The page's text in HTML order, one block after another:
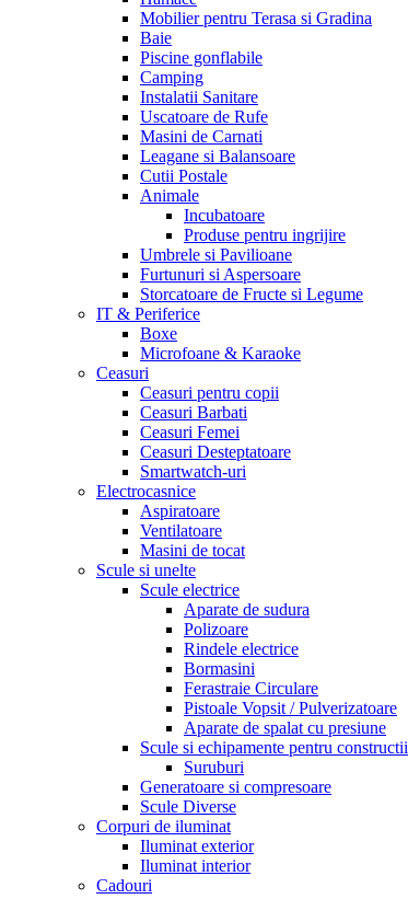
Mobilier pentru Terasa si Gradina
Baie
Piscine gonflabile
Camping
Instalatii Sanitare
Uscatoare de Rufe
Masini de Carnati
Leagane si Balansoare
Cutii Postale
Animale
Incubatoare
Produse pentru ingrijire
Umbrele si Pavilioane
Furtunuri si Aspersoare
Storcatoare de Fructe si Legume
IT & Periferice
Boxe
Microfoane & Karaoke
Ceasuri
Ceasuri pentru copii
Ceasuri Barbati
Ceasuri Femei
Ceasuri Desteptatoare
Smartwatch-uri
Electrocasnice
Aspiratoare
Ventilatoare
Masini de tocat
Scule si unelte
Scule electrice
Aparate de sudura
Polizoare
Rindele electrice
Bormasini
Ferastraie Circulare
Pistoale Vopsit / Pulverizatoare
Aparate de spalat cu presiune
Scule si echipamente pentru constructii
Suruburi
Generatoare si compresoare
Scule Diverse
Corpuri de iluminat
Iluminat exterior
Iluminat interior
Cadouri